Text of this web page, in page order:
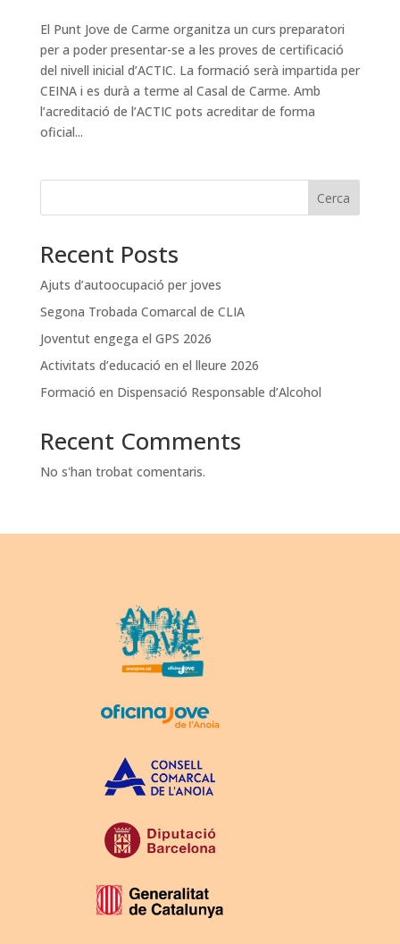
El Punt Jove de Carme organitza un curs preparatori
per a poder presentar-se a les proves de certificació
del nivell inicial d’ACTIC. La formació serà impartida per
CEINA i es durà a terme al Casal de Carme. Amb
l’acreditació de l’ACTIC pots acreditar de forma
oficial...
Cerca
Recent Posts
Ajuts d’autoocupació per joves
Segona Trobada Comarcal de CLIA
Joventut engega el GPS 2026
Activitats d’educació en el lleure 2026
Formació en Dispensació Responsable d’Alcohol
Recent Comments
No s'han trobat comentaris.